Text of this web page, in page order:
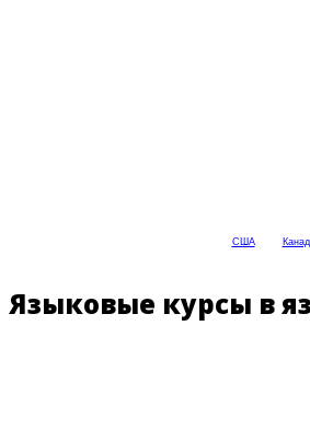
США
Языковые курсы в